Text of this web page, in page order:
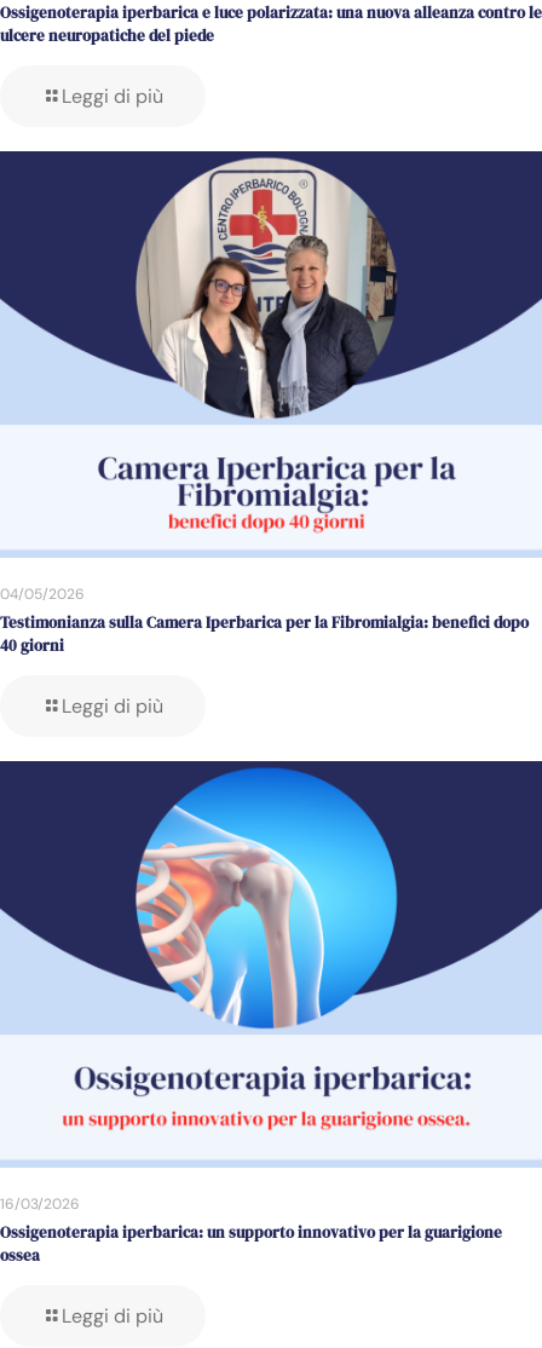
Ossigenoterapia iperbarica e luce polarizzata: una nuova alleanza contro le
ulcere neuropatiche del piede
Leggi di più
04/05/2026
Testimonianza sulla Camera Iperbarica per la Fibromialgia: benefici dopo
40 giorni
Leggi di più
16/03/2026
Ossigenoterapia iperbarica: un supporto innovativo per la guarigione
ossea
Leggi di più